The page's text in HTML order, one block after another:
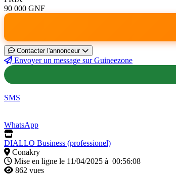
90 000 GNF
Contacter l'annonceur
Envoyer un message sur Guineezone
SMS
WhatsApp
DIALLO Business (professionel)
Conakry
Mise en ligne le 11/04/2025 à 00:56:08
862 vues